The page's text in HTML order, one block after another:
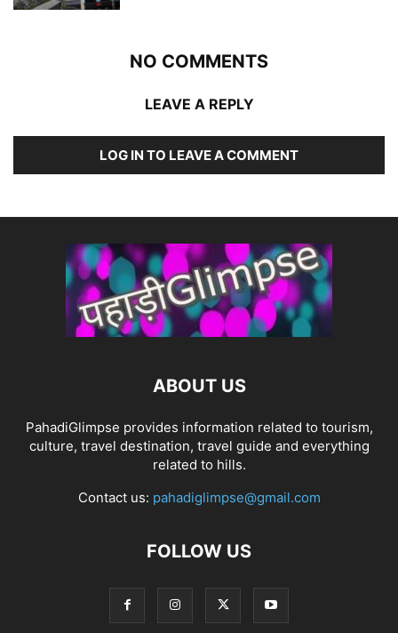
NO COMMENTS
LEAVE A REPLY
LOG IN TO LEAVE A COMMENT
ABOUT US
PahadiGlimpse provides information related to tourism,
culture, travel destination, travel guide and everything
related to hills.
Contact us: pahadiglimpse@gmail.com
FOLLOW US